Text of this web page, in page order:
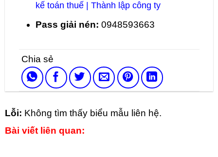
kế toán thuế | Thành lập công ty
Pass giải nén: 0948593663
Lỗi: Không tìm thấy biểu mẫu liên hệ.
Bài viết liên quan: